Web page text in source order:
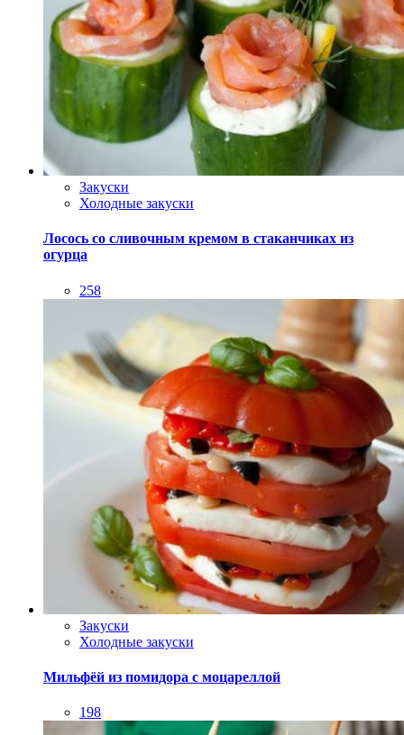
Закуски
Холодные закуски
Лосось со сливочным кремом в стаканчиках из
огурца
258
Закуски
Холодные закуски
Мильфёй из помидора с моцареллой
198